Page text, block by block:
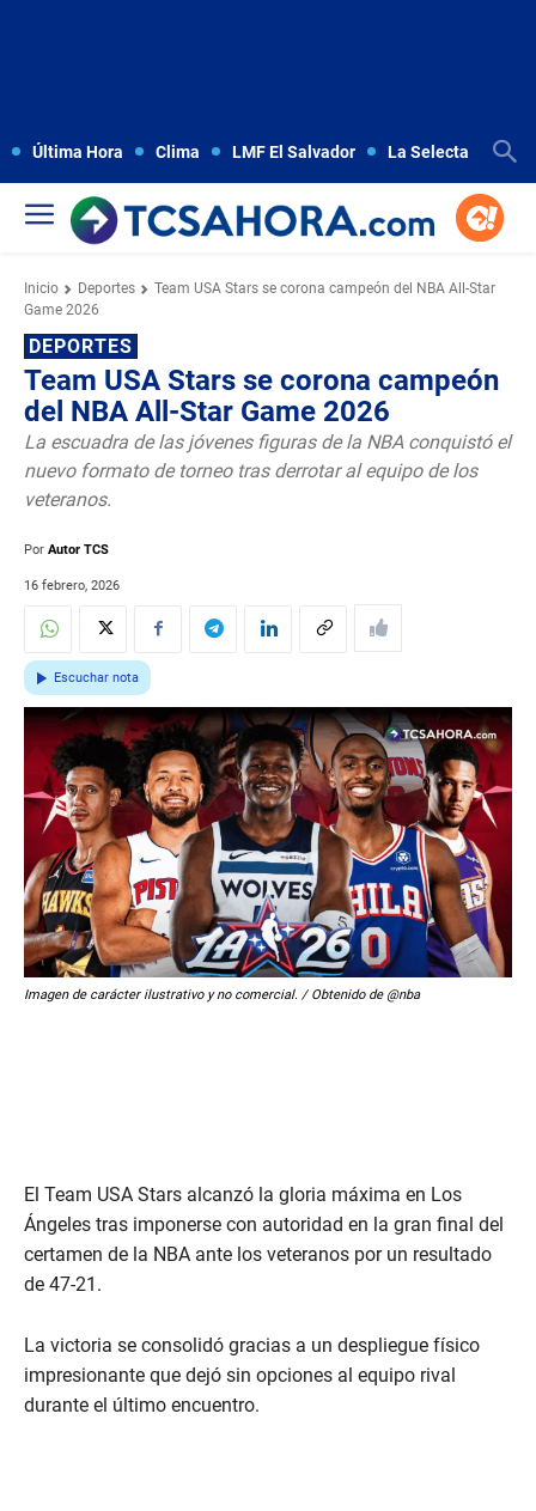
Última Hora Clima LMF El Salvador La Selecta
Inicio Deportes
Team USA Stars se corona campeón del NBA All-Star
Game 2026
DEPORTES
Team USA Stars se corona campeón
del NBA All-Star Game 2026
La escuadra de las jóvenes figuras de la NBA conquistó el
nuevo formato de torneo tras derrotar al equipo de los
veteranos.
Por Autor TCS
16 febrero, 2026
Escuchar nota
Imagen de carácter ilustrativo y no comercial. / Obtenido de @nba
El Team USA Stars alcanzó la gloria máxima en Los
Ángeles tras imponerse con autoridad en la gran final del
certamen de la NBA ante los veteranos por un resultado
de 47-21.
La victoria se consolidó gracias a un despliegue físico
impresionante que dejó sin opciones al equipo rival
durante el último encuentro.